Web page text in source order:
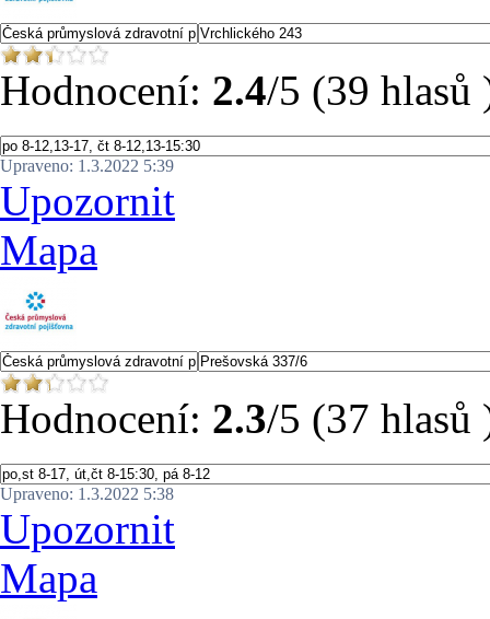
Hodnocení: 2.4/5 (39 hlasů
Upraveno: 1.3.2022 5:39
Upozornit
Mapa
Hodnocení: 2.3/5 (37 hlasů
Upraveno: 1.3.2022 5:38
Upozornit
Mapa